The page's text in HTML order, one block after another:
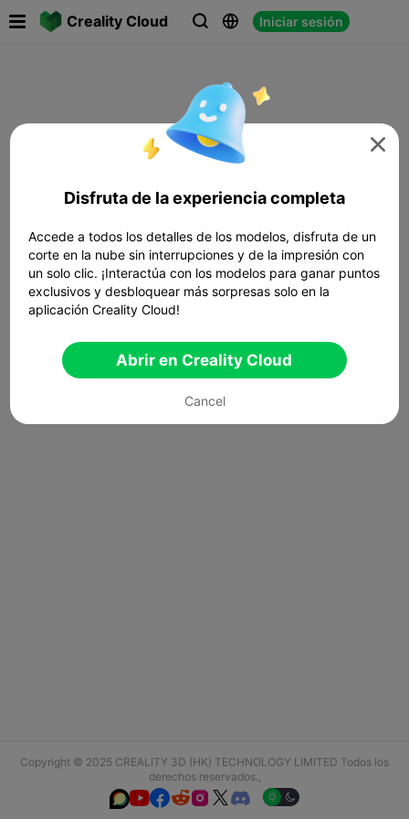
Creality Cloud   Iniciar sesión
Copyright © 2025 CREALITY 3D (HK) TECHNOLOGY LIMITED Todos los
derechos reservados.,
  

Disfruta de la experiencia completa
Accede a todos los detalles de los modelos, disfruta de un
corte en la nube sin interrupciones y de la impresión con
un solo clic. ¡Interactúa con los modelos para ganar puntos
exclusivos y desbloquear más sorpresas solo en la
aplicación Creality Cloud!
Abrir en Creality Cloud
Cancel